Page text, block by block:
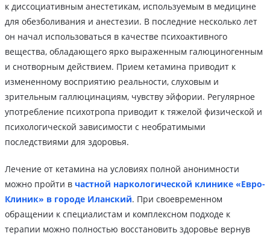
к диссоциативным анестетикам, используемым в медицине
для обезболивания и анестезии. В последние несколько лет
он начал использоваться в качестве психоактивного
вещества, обладающего ярко выраженным галюциногенным
и снотворным действием. Прием кетамина приводит к
измененному восприятию реальности, слуховым и
зрительным галлюцинациям, чувству эйфории. Регулярное
употребление психотропа приводит к тяжелой физической и
психологической зависимости с необратимыми
последствиями для здоровья.
Лечение от кетамина на условиях полной анонимности
можно пройти в частной наркологической клинике «Евро-
Клиник» в городе Иланский. При своевременном
обращении к специалистам и комплексном подходе к
терапии можно полностью восстановить здоровье вернув